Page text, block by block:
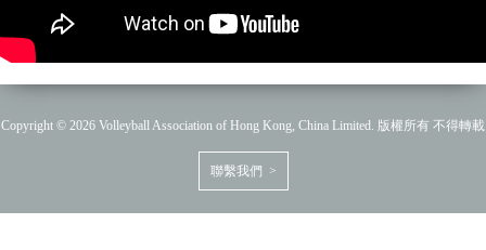
Copyright © 2026 Volleyball Association of Hong Kong, China Limited. 版權所有 不得轉載
聯繫我們 >